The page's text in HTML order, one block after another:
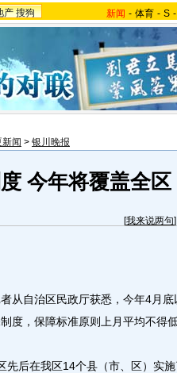
产 搜狗 新闻 - 体育 - S -
新闻 > 银川晚报
今年将覆盖全区
[我来说两句
自治区民政厅获悉，今年4月底
度，保障标准原则上月平均不得低
后在我区14个县（市、区）实施